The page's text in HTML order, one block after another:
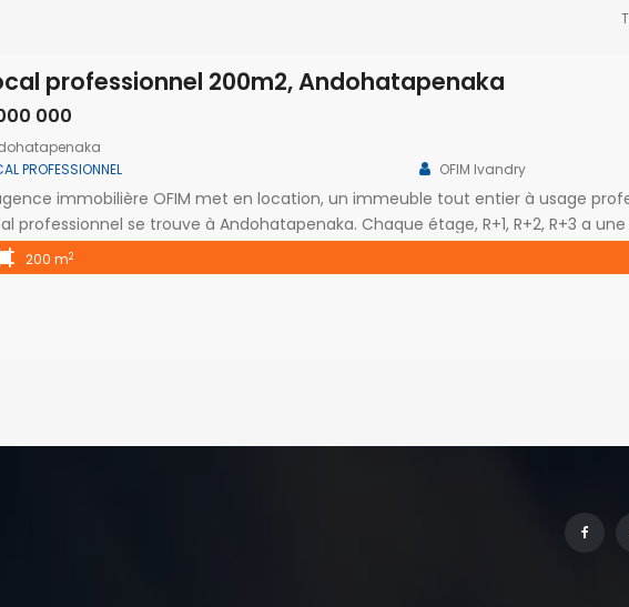
professionnel 200m2, Andohatapenaka
000
PROFESSIONNEL
OFIM Ivandry
immobilière OFIM met en location, un immeuble tout entier à usage
professionnel se trouve à Andohatapenaka. Chaque étage, R+1, R+2, R+3 a
trois pièces et une toilette chacun. l’immeuble possède un parking pour
est le loyer pour […]
200 m2